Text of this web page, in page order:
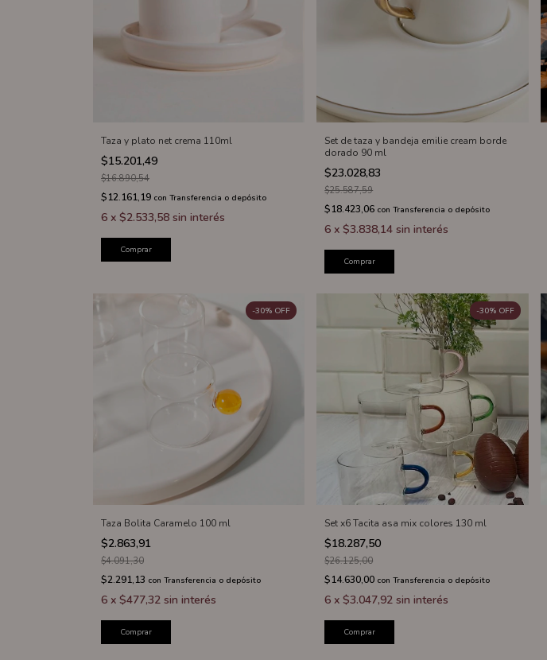
Taza y plato net crema 110ml
$15.201,49
$16.890,54
$12.161,19 con Transferencia o depósito
6 x $2.533,58 sin interés
Comprar
Set de taza y bandeja emilie cream borde
dorado 90 ml
$23.028,83
$25.587,59
$18.423,06 con Transferencia o depósito
6 x$3.838,14 sin interés
Comprar
Taza Bolita Caramelo 100 ml
$2.863,91
-30% OFF
$4.091,30
$2.291,13 con Transferencia o depósito
6 x $477,32 sin interés
Comprar
Set x6 Tacita asa mix colores 130 ml
$18.287,50
-30% OFF
$26.125,00
$14.630,00 con Transferencia o depósito
6 x$3.047,92 sin interés
Comprar